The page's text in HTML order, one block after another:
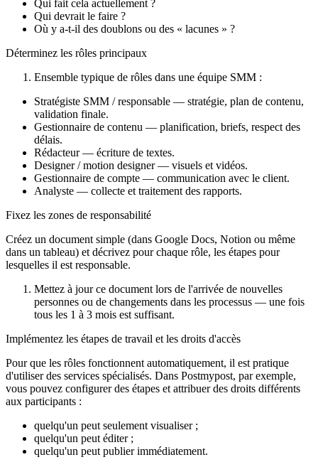
Qui fait cela actuellement ?
Qui devrait le faire ?
Où y a-t-il des doublons ou des « lacunes » ?
Déterminez les rôles principaux
Ensemble typique de rôles dans une équipe SMM :
Stratégiste SMM / responsable — stratégie, plan de contenu,
validation finale.
Gestionnaire de contenu — planification, briefs, respect des
délais.
Rédacteur — écriture de textes.
Designer / motion designer — visuels et vidéos.
Gestionnaire de compte — communication avec le client.
Analyste — collecte et traitement des rapports.
Fixez les zones de responsabilité
Créez un document simple (dans Google Docs, Notion ou même
dans un tableau) et décrivez pour chaque rôle, les étapes pour
lesquelles il est responsable.
Mettez à jour ce document lors de l'arrivée de nouvelles
personnes ou de changements dans les processus — une fois
tous les 1 à 3 mois est suffisant.
Implémentez les étapes de travail et les droits d'accès
Pour que les rôles fonctionnent automatiquement, il est pratique
d'utiliser des services spécialisés. Dans Postmypost, par exemple,
vous pouvez configurer des étapes et attribuer des droits différents
aux participants :
quelqu'un peut seulement visualiser ;
quelqu'un peut éditer ;
quelqu'un peut publier immédiatement.